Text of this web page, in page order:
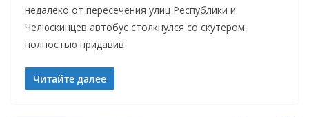
недалеко от пересечения улиц Республики и
Челюскинцев автобус столкнулся со скутером,
полностью придавив
Читайте далее